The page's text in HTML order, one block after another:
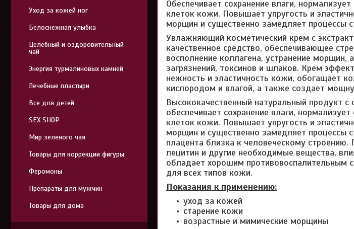
Обеспечивает сохранение влаги,
клеток кожи. Повышает упругость и
морщин и существенно замедляет процессы
Увлажняющий косметический крем с
качественное средство, обеспечивающее
восполнение коллагена, устранение
загрязнений, токсинов и шлаков. Крем
нежность и эластичность кожи, обогащает
кислородом и влагой, а также создает
Высококачественный натуральный
обеспечивает сохранение влаги,
клеток кожи. Повышает упругость и
морщин и существенно замедляет процессы
плацента близка к человеческому
лецитин и другие необходимые вещества,
обладает хорошим противовоспалительным
для всех типов кожи.
Показания к применению:
уход за кожей
старение кожи
возрастные и мимические морщины
Уход за кожей ног
Белоснежная улыбка
Целебный и оздоровительный
чай
Энергия турмалиновых камней
Лечебные пластыри
Все для детей
SEX SHOP
Мир зеленого чая
Товары для коррекции фигуры
Феромоны
Препараты для мужчин
Товары для дома